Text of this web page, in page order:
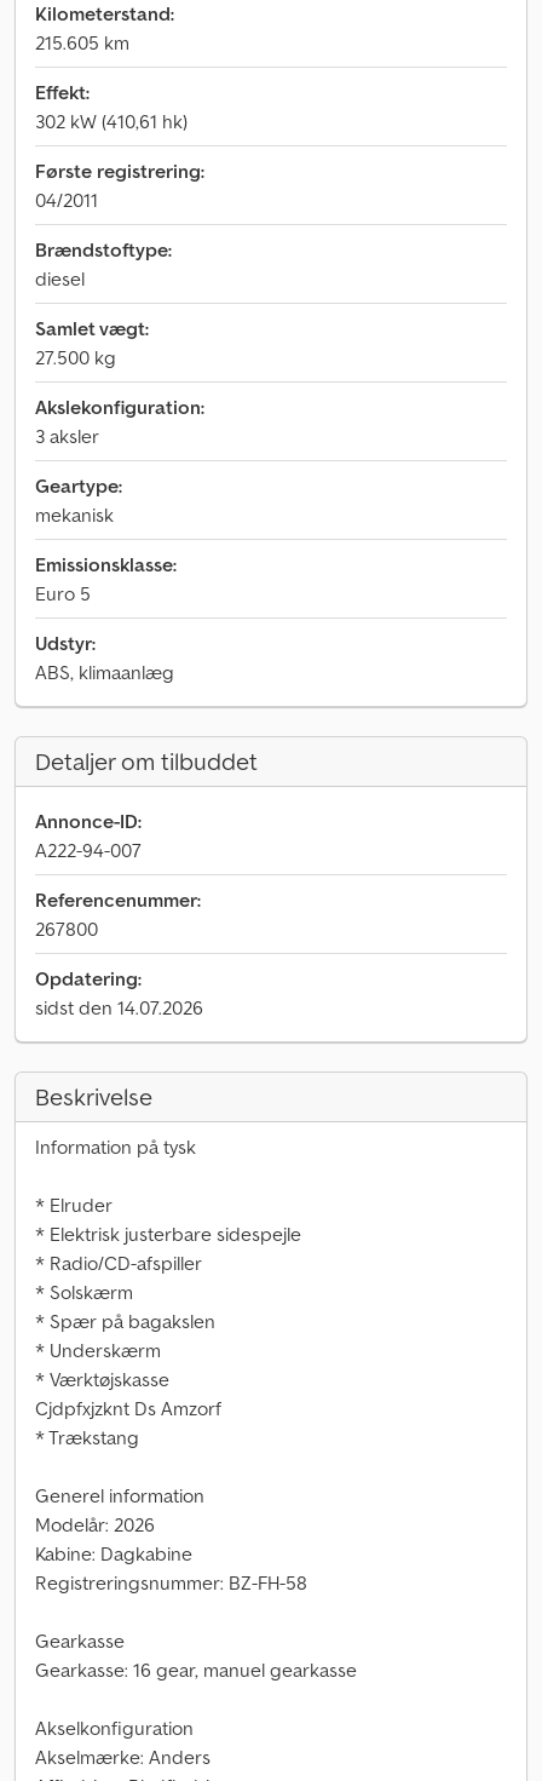
Kilometerstand:
215.605 km
Effekt:
302 kW (410,61 hk)
Første registrering:
04/2011
Brændstoftype:
diesel
Samlet vægt:
27.500 kg
Akslekonfiguration:
3 aksler
Geartype:
mekanisk
Emissionsklasse:
Euro 5
Udstyr:
ABS, klimaanlæg
Detaljer om tilbuddet
Annonce-ID:
A222-94-007
Referencenummer:
267800
Opdatering:
sidst den 14.07.2026
Beskrivelse
Information på tysk
* Elruder
* Elektrisk justerbare sidespejle
* Radio/CD-afspiller
* Solskærm
* Spær på bagakslen
* Underskærm
* Værktøjskasse
Cjdpfxjzknt Ds Amzorf
* Trækstang
Generel information
Modelår: 2026
Kabine: Dagkabine
Registreringsnummer: BZ-FH-58
Gearkasse
Gearkasse: 16 gear, manuel gearkasse
Akselkonfiguration
Akselmærke: Anders